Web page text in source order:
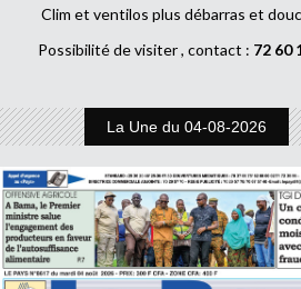
Clim et ventilos plus débarras et
Possibilité de visiter , contact : 72 60
La Une du 04-08-2026